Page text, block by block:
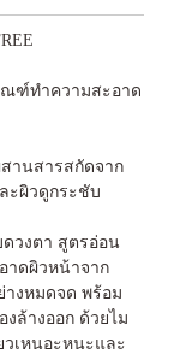
ณฑ์ทำความสะอาด
สานสารสกัดจาก
ะผิวดูกระชับ
วงตา สูตรอ่อน
าดผิวหน้าจาก
างหมดจด พร้อม
ล้างออก ด้วยไม
วเหนอะหนะและ